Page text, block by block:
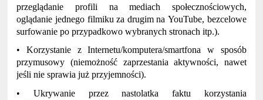
przeglądanie profili na mediach społecznościowych,
oglądanie jednego filmiku za drugim na YouTube, bezcelowe
surfowanie po przypadkowo wybranych stronach itp.).
• Korzystanie z Internetu/komputera/smartfona w sposób
przymusowy (niemożność zaprzestania aktywności, nawet
jeśli nie sprawia już przyjemności).
• Ukrywanie przez nastolatka faktu korzystania